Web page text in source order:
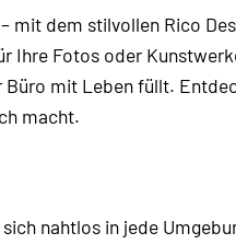
mit dem stilvollen Rico
Ihre Fotos oder
mit Leben füllt.
macht.
nahtlos in jede